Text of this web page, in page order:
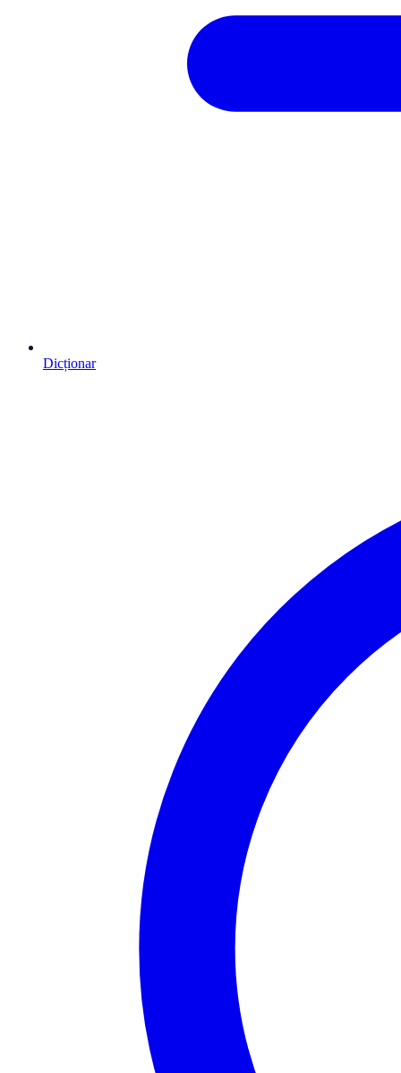
Dicționar